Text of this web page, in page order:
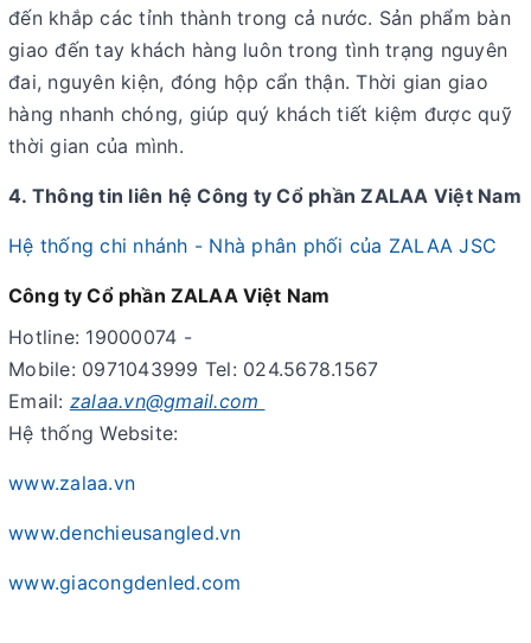
đến khắp các tỉnh thành trong cả nước. Sản phẩm bàn
giao đến tay khách hàng luôn trong tình trạng nguyên
đai, nguyên kiện, đóng hộp cẩn thận. Thời gian giao
hàng nhanh chóng, giúp quý khách tiết kiệm được quỹ
thời gian của mình.
4. Thông tin liên hệ Công ty Cổ phần ZALAA Việt Nam
Hệ thống chi nhánh - Nhà phân phối của ZALAA JSC
Công ty Cổ phần ZALAA Việt Nam
Hotline: 19000074 -
Mobile: 0971043999 Tel: 024.5678.1567
Email: zalaa.vn@gmail.com
Hệ thống Website:
www.zalaa.vn
www.denchieusangled.vn
www.giacongdenled.com